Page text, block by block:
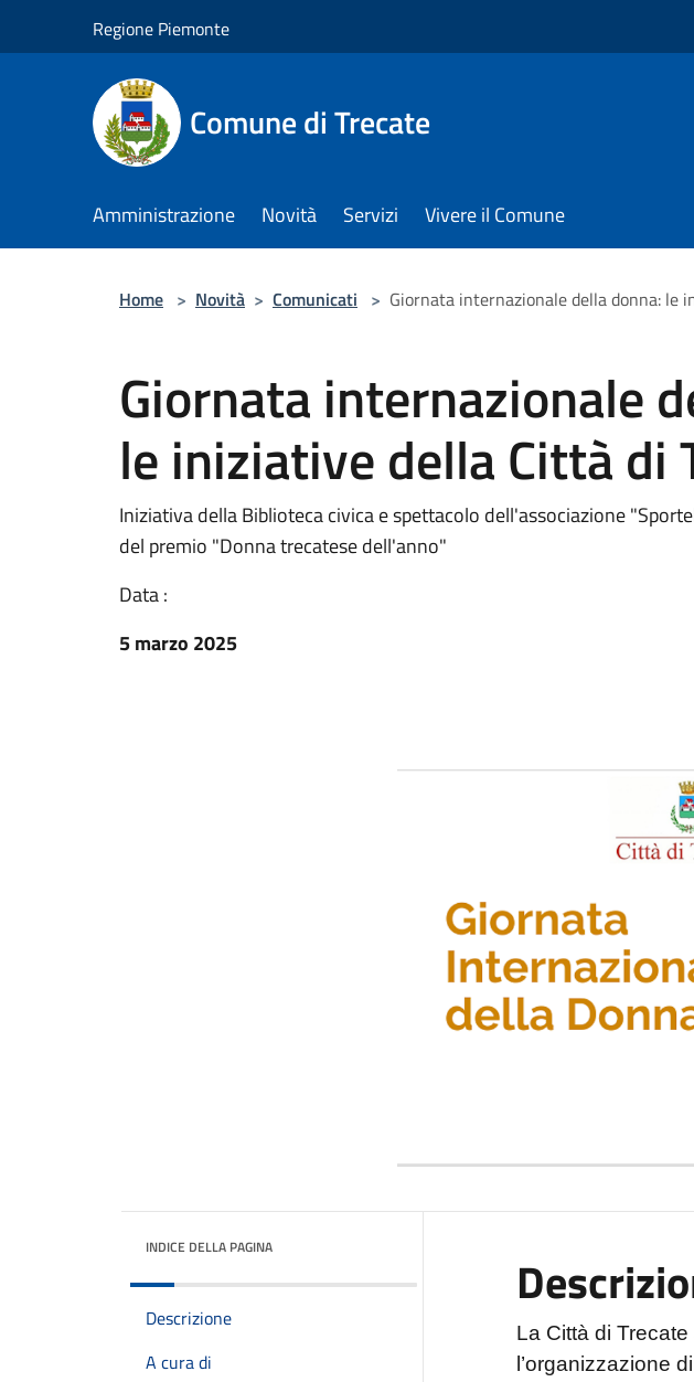
Regione Piemonte
Comune di Trecate
Amministrazione Novità Servizi Vivere il Comune
Home > Novità > Comunicati > Giornata internazionale della donna: le
Giornata internazionale
le iniziative della Città di
Iniziativa della Biblioteca civica e spettacolo dell'associazione
del premio "Donna trecatese dell'anno"
Data :
5 marzo 2025
INDICE DELLA PAGINA
Descrizione
A cura di
La Città di
l’organizzazione